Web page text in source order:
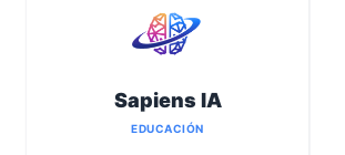
Sapiens IA
EDUCACIÓN